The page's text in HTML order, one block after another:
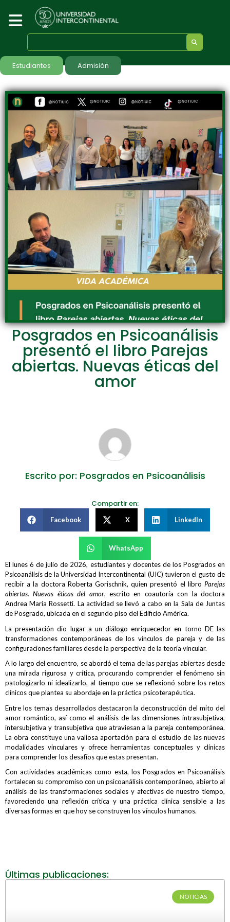
Estudiantes Admisión
Posgrados en Psicoanálisis
presentó el libro Parejas
abiertas. Nuevas éticas del
amor
Escrito por: Posgrados en Psicoanálisis
Compartir en:
Facebook X LinkedIn
WhatsApp
El lunes 6 de julio de 2026, estudiantes y docentes de los Posgrados en
Psicoanálisis de la Universidad Intercontinental (UIC) tuvieron el gusto de
recibir a la doctora Roberta Gorischnik, quien presentó el libro Parejas
abiertas. Nuevas éticas del amor, escrito en coautoría con la doctora
Andrea María Rossetti. La actividad se llevó a cabo en la Sala de Juntas
de Posgrado, ubicada en el segundo piso del Edificio América.
La presentación dio lugar a un diálogo enriquecedor en torno DE las
transformaciones contemporáneas de los vínculos de pareja y de las
configuraciones familiares desde la perspectiva de la teoría vincular.
A lo largo del encuentro, se abordó el tema de las parejas abiertas desde
una mirada rigurosa y crítica, procurando comprender el fenómeno sin
patologizarlo ni idealizarlo, al tiempo que se reflexionó sobre los retos
clínicos que plantea su abordaje en la práctica psicoterapéutica.
Entre los temas desarrollados destacaron la deconstrucción del mito del
amor romántico, así como el análisis de las dimensiones intrasubjetiva,
intersubjetiva y transubjetiva que atraviesan a la pareja contemporánea.
La obra constituye una valiosa aportación para el estudio de las nuevas
modalidades vinculares y ofrece herramientas conceptuales y clínicas
para comprender los desafíos que estas presentan.
Con actividades académicas como esta, los Posgrados en Psicoanálisis
fortalecen su compromiso con un psicoanálisis contemporáneo, abierto al
análisis de las transformaciones sociales y afectivas de nuestro tiempo,
favoreciendo una reflexión crítica y una práctica clínica sensible a las
diversas formas en que hoy se construyen los vínculos humanos.
Últimas publicaciones:
NOTICIAS